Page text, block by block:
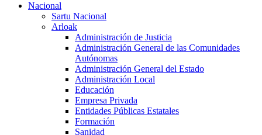
Nacional
Sartu Nacional
Arloak
Administración de Justicia
Administración General de las Comunidades
Autónomas
Administración General del Estado
Administración Local
Educación
Empresa Privada
Entidades Públicas Estatales
Formación
Sanidad